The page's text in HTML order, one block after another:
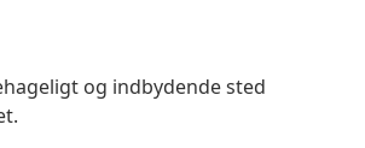
og indbydende sted